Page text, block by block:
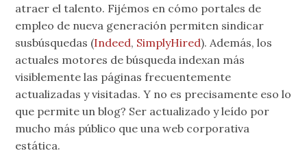
atraer el talento. Fijémos en cómo portales de
empleo de nueva generación permiten sindicar
susbúsquedas (Indeed, SimplyHired). Además, los
actuales motores de búsqueda indexan más
visiblemente las páginas frecuentemente
actualizadas y visitadas. Y no es precisamente eso lo
que permite un blog? Ser actualizado y leído por
mucho más público que una web corporativa
estática.